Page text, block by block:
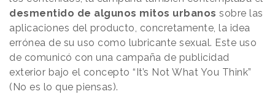
desmentido de algunos mitos urbanos sobre las
aplicaciones del producto, concretamente, la idea
errónea de su uso como lubricante sexual. Este uso
de comunicó con una campaña de publicidad
exterior bajo el concepto “It’s Not What You Think”
(No es lo que piensas).